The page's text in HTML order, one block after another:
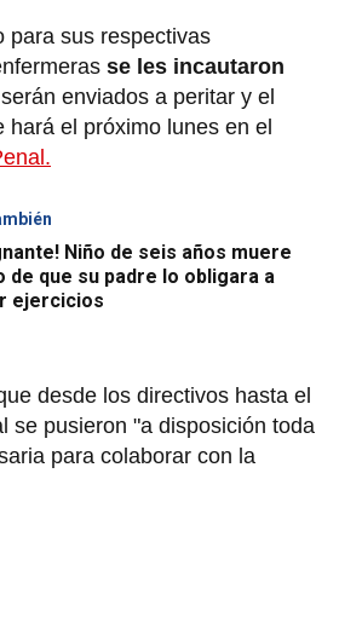
para sus respectivas
se les incautaron
enviados a peritar y el
hará el próximo lunes en el
Niño de seis años muere
de que su padre lo obligara a
ejercicios
desde los directivos hasta el
se pusieron "a disposición toda
para colaborar con la